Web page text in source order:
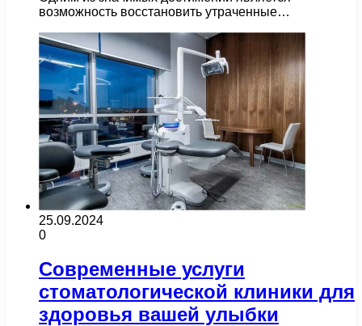
возможность восстановить утраченные…
25.09.2024
0
Современные услуги
стоматологической клиники для
здоровья вашей улыбки